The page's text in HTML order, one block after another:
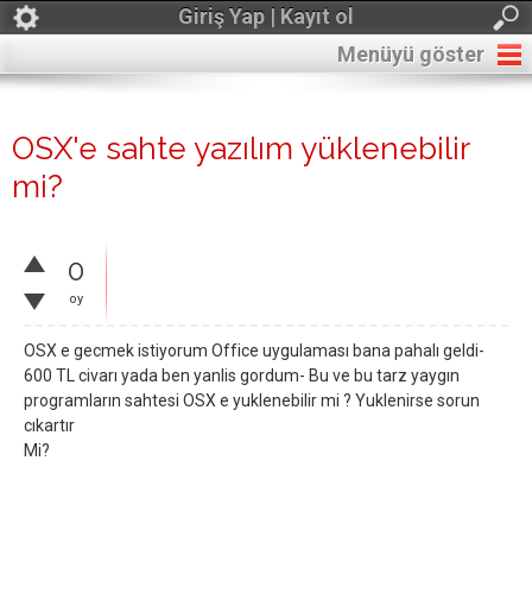
Giriş Yap | Kayıt ol
Menüyü göster
OSX'e sahte yazılım yüklenebilir
mi?
0
oy
OSX e gecmek istiyorum Office uygulaması bana pahalı geldi-
600 TL civarı yada ben yanlis gordum- Bu ve bu tarz yaygın
programların sahtesi OSX e yuklenebilir mi ? Yuklenirse sorun
cıkartır
Mi?